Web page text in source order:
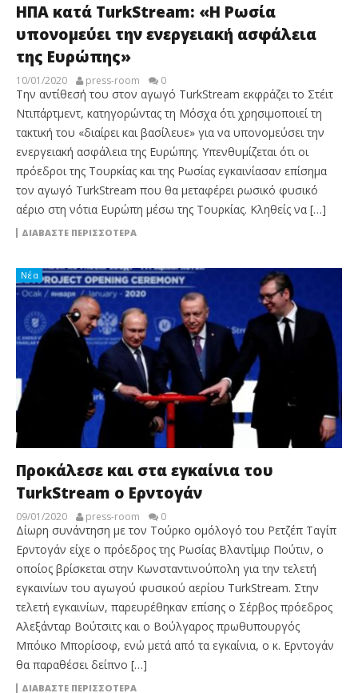
ΗΠΑ κατά TurkStream: «Η Ρωσία
υπονομεύει την ενεργειακή ασφάλεια
της Ευρώπης»
10/01/2020 press-room 0
Την αντίθεσή του στον αγωγό TurkStream εκφράζει το Στέιτ
Ντιπάρτμεντ, κατηγορώντας τη Μόσχα ότι χρησιμοποιεί τη
τακτική του «διαίρει και βασίλευε» για να υπονομεύσει την
ενεργειακή ασφάλεια της Ευρώπης. Υπενθυμίζεται ότι οι
πρόεδροι της Τουρκίας και της Ρωσίας εγκαινίασαν επίσημα
τον αγωγό TurkStream που θα μεταφέρει ρωσικό φυσικό
αέριο στη νότια Ευρώπη μέσω της Τουρκίας. Κληθείς να […]
ΔΙΑΒΆΣΤΕ ΠΕΡΙΣΣΌΤΕΡΑ
Νέα
Προκάλεσε και στα εγκαίνια του
TurkStream ο Ερντογάν
09/01/2020 press-room 0
Δίωρη συνάντηση με τον Τούρκο ομόλογό του Ρετζέπ Ταγίπ
Ερντογάν είχε ο πρόεδρος της Ρωσίας Βλαντίμιρ Πούτιν, ο
οποίος βρίσκεται στην Κωνσταντινούπολη για την τελετή
εγκαινίων του αγωγού φυσικού αερίου TurkStream. Στην
τελετή εγκαινίων, παρευρέθηκαν επίσης ο Σέρβος πρόεδρος
Αλεξάνταρ Βούτσιτς και ο Βούλγαρος πρωθυπουργός
Μπόικο Μπορίσοφ, ενώ μετά από τα εγκαίνια, ο κ. Ερντογάν
θα παραθέσει δείπνο […]
ΔΙΑΒΆΣΤΕ ΠΕΡΙΣΣΌΤΕΡΑ